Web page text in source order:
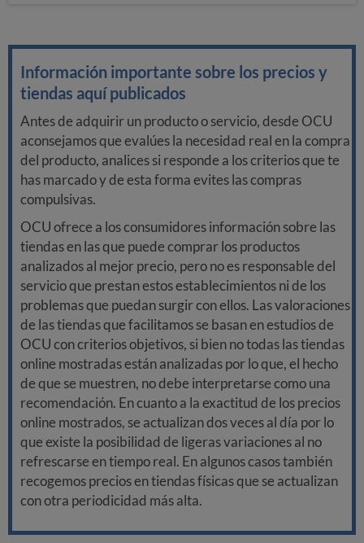
Información importante sobre los precios y
tiendas aquí publicados
Antes de adquirir un producto o servicio, desde OCU
aconsejamos que evalúes la necesidad real en la compra
del producto, analices si responde a los criterios que te
has marcado y de esta forma evites las compras
compulsivas.
OCU ofrece a los consumidores información sobre las
tiendas en las que puede comprar los productos
analizados al mejor precio, pero no es responsable del
servicio que prestan estos establecimientos ni de los
problemas que puedan surgir con ellos. Las valoraciones
de las tiendas que facilitamos se basan en estudios de
OCU con criterios objetivos, si bien no todas las tiendas
online mostradas están analizadas por lo que, el hecho
de que se muestren, no debe interpretarse como una
recomendación. En cuanto a la exactitud de los precios
online mostrados, se actualizan dos veces al día por lo
que existe la posibilidad de ligeras variaciones al no
refrescarse en tiempo real. En algunos casos también
recogemos precios en tiendas físicas que se actualizan
con otra periodicidad más alta.